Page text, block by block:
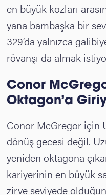
en büyük kozları
yana bambaşka bir
329’da yalnızca
rövanşı da almak
Conor
Oktagon’a
Conor McGregor için
dönüş gecesi değil.
yeniden oktagona
kariyerinin en büyük
zirve seviyede